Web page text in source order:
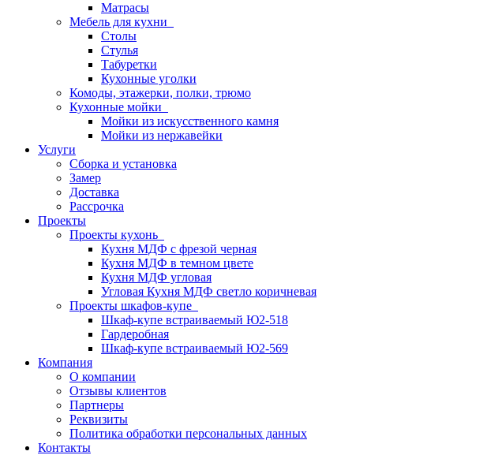
Матрасы
Мебель для кухни
Столы
Стулья
Табуретки
Кухонные уголки
Комоды, этажерки, полки, трюмо
Кухонные мойки
Мойки из искусственного камня
Мойки из нержавейки
Услуги
Сборка и установка
Замер
Доставка
Рассрочка
Проекты
Проекты кухонь
Кухня МДФ с фрезой черная
Кухня МДФ в темном цвете
Кухня МДФ угловая
Угловая Кухня МДФ светло коричневая
Проекты шкафов-купе
Шкаф-купе встраиваемый Ю2-518
Гардеробная
Шкаф-купе встраиваемый Ю2-569
Компания
О компании
Отзывы клиентов
Партнеры
Реквизиты
Политика обработки персональных данных
Контакты